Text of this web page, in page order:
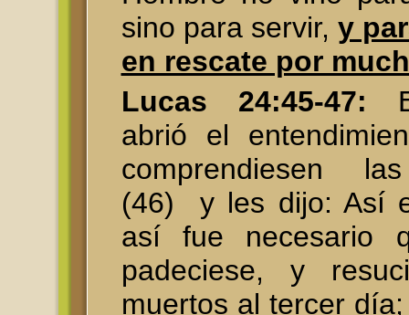
sino para servir, y
en rescate por
Lucas 24:45-47:
abrió el
comprendiesen
(46) y les dijo: Así
así fue necesario
padeciese, y
muertos al tercer